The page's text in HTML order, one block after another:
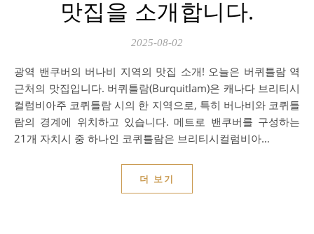
맛집을 소개합니다.
2025-08-02
광역 밴쿠버의 버나비 지역의 맛집 소개! 오늘은 버퀴틀람 역
근처의 맛집입니다. 버퀴틀람(Burquitlam)은 캐나다 브리티시
컬럼비아주 코퀴틀람 시의 한 지역으로, 특히 버나비와 코퀴틀
람의 경계에 위치하고 있습니다. 메트로 밴쿠버를 구성하는
21개 자치시 중 하나인 코퀴틀람은 브리티시컬럼비아…
더 보기